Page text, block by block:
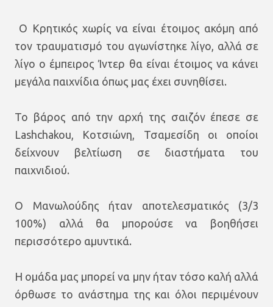
Ο Κρητικός χωρίς να είναι έτοιμος ακόμη από
τον τραυματισμό του αγωνίστηκε λίγο, αλλά σε
λίγο ο έμπειρος Ίντερ θα είναι έτοιμος να κάνει
μεγάλα παιχνίδια όπως μας έχει συνηθίσει.
Το βάρος από την αρχή της σαιζόν έπεσε σε
Lashchakou, Κοτσιώνη, Τσαμεσίδη οι οποίοι
δείχνουν βελτίωση σε διαστήματα του
παιχνιδιού.
Ο Μανωλούδης ήταν αποτελεσματικός (3/3
100%) αλλά θα μπορούσε να βοηθήσει
περισσότερο αμυντικά.
Η ομάδα μας μπορεί να μην ήταν τόσο καλή αλλά
όρθωσε το ανάστημα της και όλοι περιμένουν